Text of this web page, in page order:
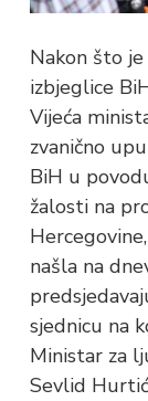
Nakon što
izbjeglice
Vijeća
zvanično
BiH u
žalosti na
našla na
sjednicu na
Ministar za
Sevlid